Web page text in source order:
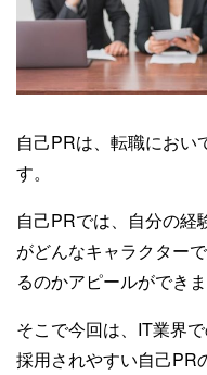
自己PRは、転職におい
す。
自己PRでは、自分の経
がどんなキャラクター
るのかアピールができま
そこで今回は、IT業界
採用されやすい自己PR